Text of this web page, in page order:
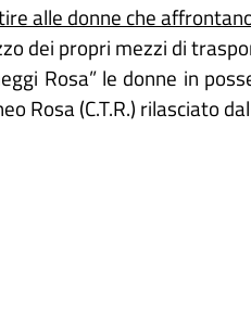
alle donne che
dei propri mezzi di
Rosa” le donne in
Rosa (C.T.R.) rilasciato